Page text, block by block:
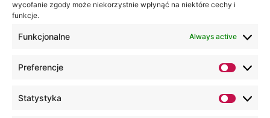
wycofanie zgody może niekorzystnie wpłynąć na niektóre cechy i
funkcje.
Funkcjonalne Always active
Preferencje
Statystyka
Projektowa